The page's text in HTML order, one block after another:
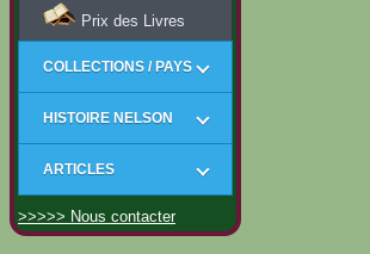
Prix des Livres
COLLECTIONS / PAYS
HISTOIRE NELSON
ARTICLES
>>>>> Nous contacter